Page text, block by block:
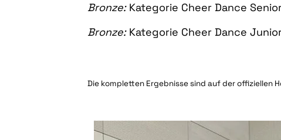
Bronze:Kategorie Cheer Dance
Bronze:Kategorie Cheer Dance
Die kompletten Ergebnisse sind auf der offiziellen